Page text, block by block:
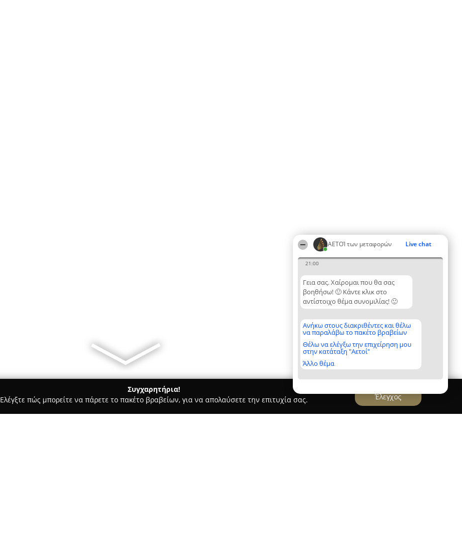
ΑΕΤΟΊ των μεταφορών Live chat
21:00
Γεια σας. Χαίρομαι που θα σας
βοηθήσω! 🙂 Κάντε κλικ στο
αντίστοιχο θέμα συνομιλίας! 🙂
Ανήκω στους διακριθέντες και θέλω
να παραλάβω το πακέτο βραβείων
Θέλω να ελέγξω την επιχείρηση μου
στην κατάταξη "Αετοί"
Άλλο θέμα
Συγχαρητήρια!
Ελέγξτε πώς μπορείτε να πάρετε το πακέτο βραβείων, για να απολαύσετε την επιτυχία σας.
Έλεγχος